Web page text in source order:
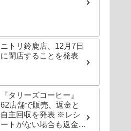
ニトリ鈴鹿店、12月7日
に閉店することを発表
『タリーズコーヒー』
62店舗で販売、返金と
自主回収を発表 ※レシ
ートがない場合も返金対